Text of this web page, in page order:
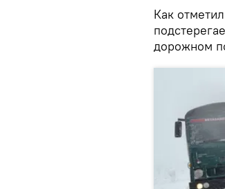
Как
дорожном